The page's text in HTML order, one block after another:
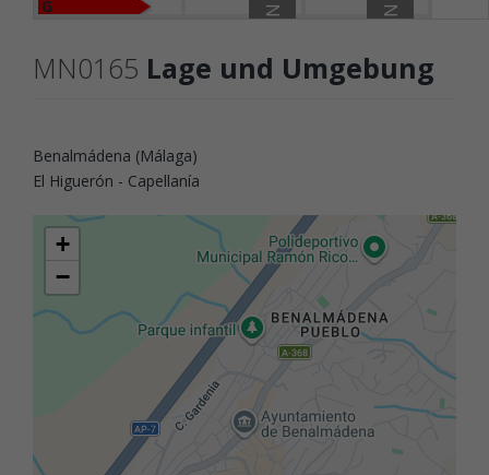
G
MN0165 Lage und Umgebung
Benalmádena (Málaga)
El Higuerón - Capellanía
+
−